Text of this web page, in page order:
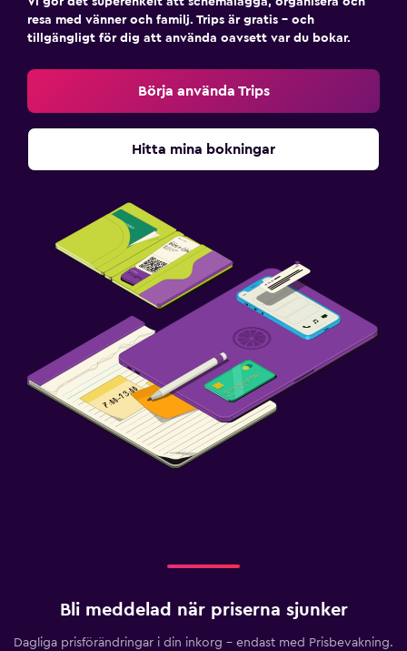
Hälsa och säkerhet
Daglig städning
Övervakningskameror i gemensamma utrymmen
Övervakningskameror utanför boendet
Säkerhetsvakt dygnet runt
Pool och spa
Bubbelpool
Parkering och transport
Flygbuss (tilläggsavgift)
Barnvakt eller crèche
Barnsängar tillgängliga
resa med vänner och familj. Trips är gratis – och
tillgängligt för dig att använda oavsett var du bokar.
Börja använda Trips
Hitta mina bokningar
Bli meddelad när priserna sjunker
Dagliga prisförändringar i din inkorg – endast med Prisbevakning.